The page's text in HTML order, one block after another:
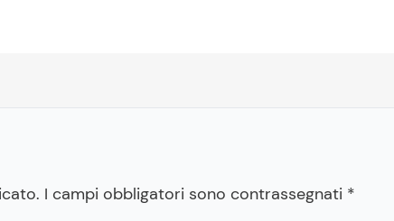
I campi obbligatori sono contrassegnati *